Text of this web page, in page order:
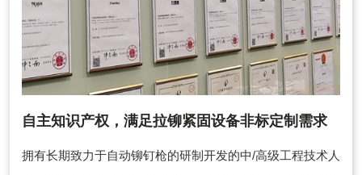
自主知识产权，满足拉铆紧固设备非标定制需求
拥有长期致力于自动铆钉枪的研制开发的中/高级工程技术人